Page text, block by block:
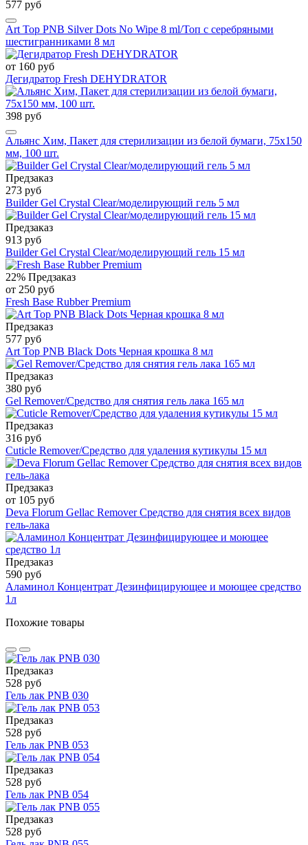
577 руб
Art Top PNB Silver Dots No Wipe 8 ml/Топ с серебряными
шестигранниками 8 мл
от 160 руб
Дегидратор Fresh DEHYDRATOR
398 руб
Альянс Хим, Пакет для стерилизации из белой бумаги, 75х150
мм, 100 шт.
Предзаказ
273 руб
Builder Gel Сrystal Clear/моделирующий гель 5 мл
Предзаказ
913 руб
Builder Gel Сrystal Clear/моделирующий гель 15 мл
22% Предзаказ
от 250 руб
Fresh Base Rubber Premium
Предзаказ
577 руб
Art Top PNB Black Dots Черная крошка 8 мл
Предзаказ
380 руб
Gel Remover/Средство для снятия гель лака 165 мл
Предзаказ
316 руб
Cuticle Remover/Средство для удаления кутикулы 15 мл
Предзаказ
от 105 руб
Deva Florum Gellac Remover Средство для снятия всех видов
гель-лака
Предзаказ
590 руб
Аламинол Концентрат Дезинфицирующее и моющее средство
1л
Похожие товары
Предзаказ
528 руб
Гель лак PNB 030
Предзаказ
528 руб
Гель лак PNB 053
Предзаказ
528 руб
Гель лак PNB 054
Предзаказ
528 руб